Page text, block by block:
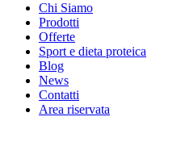
Chi Siamo
Prodotti
Offerte
Sport e dieta proteica
Blog
News
Contatti
Area riservata